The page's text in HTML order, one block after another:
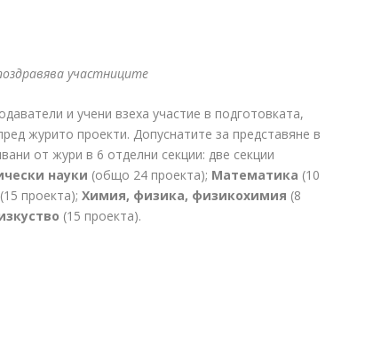
участниците
и учени взеха участие в подготовката,
журито проекти. Допуснатите за представяне в
от жури в 6 отделни секции: две секции
науки (общо 24 проекта); Математика (10
(15 проекта); Химия, физика, физикохимия (8
(15 проекта).